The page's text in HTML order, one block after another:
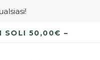
SOLI 50,00€ –